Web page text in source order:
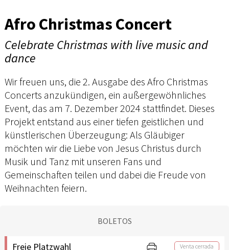
Afro Christmas Concert
Celebrate Christmas with live music and
dance
Wir freuen uns, die 2. Ausgabe des Afro Christmas
Concerts anzukündigen, ein außergewöhnliches
Event, das am 7. Dezember 2024 stattfindet. Dieses
Projekt entstand aus einer tiefen geistlichen und
künstlerischen Überzeugung: Als Gläubiger
möchten wir die Liebe von Jesus Christus durch
Musik und Tanz mit unseren Fans und
Gemeinschaften teilen und dabei die Freude von
Weihnachten feiern.
BOLETOS
Freie Platzwahl Venta cerrada